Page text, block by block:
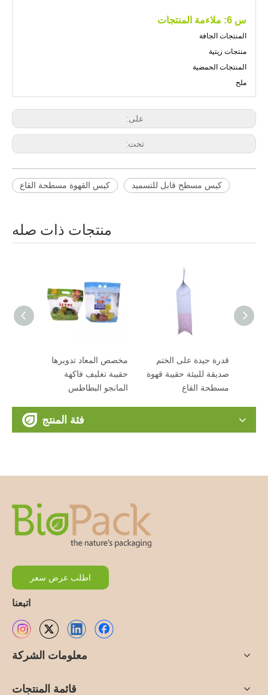
س 6: ملاءمة المنتجات
المنتجات الجافة
منتجات زيتية
المنتجات الحمضية
ملح
على:
تحت:
كيس القهوة مسطحة القاع كيس مسطح قابل للتسميد
منتجات ذات صله
مخصص المعاد تدويرها
حقيبة تغليف فاكهة
المانجو البطاطس
قدرة جيدة على الختم
صديقة للبيئة حقيبة قهوة
مسطحة القاع
مغلفة المواد
حقيبة وجبة
للقهوة
فئة المنتج
اطلب عرض سعر
اتبعنا
معلومات الشركة
قائمة المنتجات